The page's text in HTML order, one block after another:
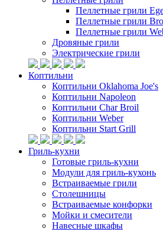
Пеллетные грили
Пеллетные грили
Пеллетные грили
Дровяные грили
Электрические грили
Коптильни
Коптильни Oklahoma Joe's
Коптильни Napoleon
Коптильни Char Broil
Коптильни Weber
Коптильни Start Grill
Гриль-кухни
Готовые гриль-кухни
Модули для гриль-кухонь
Встраиваемые грили
Столешницы
Встраиваемые конфорки
Мойки и смесители
Навесные шкафы